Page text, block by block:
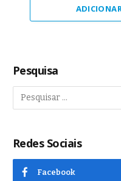
Pesquisa
Redes Sociais
Facebook